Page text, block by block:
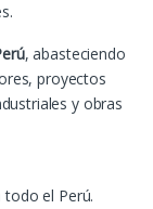
, abasteciendo
proyectos
y obras
el Perú.